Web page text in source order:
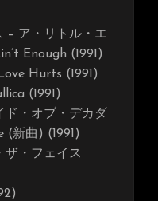
– ア・リトル・エ
Enough (1991)
Hurts (1991)
(1991)
ド・オブ・デカダ
(新曲) (1991)
ザ・フェイス